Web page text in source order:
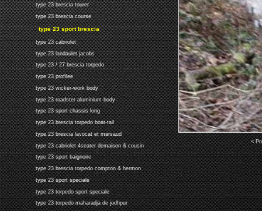
type 23 brescia tourer
type 23 brescia course
type 23 sport brescia
type 23 cabriolet
type 23 landaulet jacobs
type 23 / 27 brescia torpedo
type 23 profilee
type 23 wicker-work body
type 23 roadster aluminium body
type 23 sport chassis long
type 23 brescia torpedo boat-tail
type 23 brescia lavocat et marsaud
type 23 cabriolet 4seater demaison & cousin
type 23 sport baignoire
type 23 brescia torpedo compton & hermon
type 23 sport speciale
type 23 torpedo sport speciale
type 23 torpedo maharadja de jodhpur
<